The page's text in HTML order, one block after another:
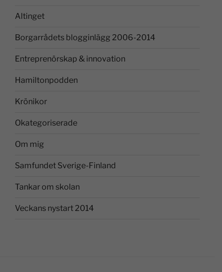
Altinget
Borgarrådets blogginlägg 2006-2014
Entreprenörskap & innovation
Hamiltonpodden
Krönikor
Okategoriserade
Om mig
Samfundet Sverige-Finland
Tankar om skolan
Veckans nystart 2014